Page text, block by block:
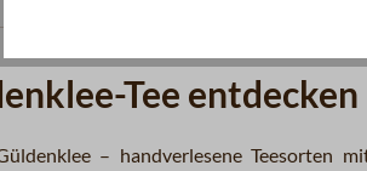
Tee entdecken
– handverlesene Teesorten